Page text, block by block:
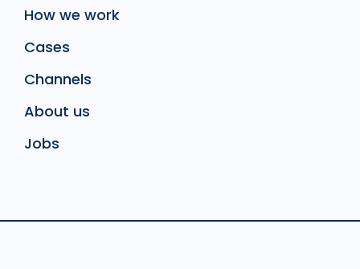
How we work
Cases
Channels
About us
Jobs